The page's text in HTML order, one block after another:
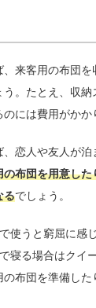
来客用の布団を
。たとえ、収納
には費用がかか
恋人や友人が泊
の布団を用意し
るでしょう。
使うと窮屈に感
寝る場合はクイ
布団を準備した